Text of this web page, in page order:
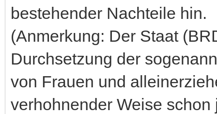
bestehender Nachteile hin.
(Anmerkung: Der Staat
Durchsetzung der
von Frauen und
verhohnender Weise